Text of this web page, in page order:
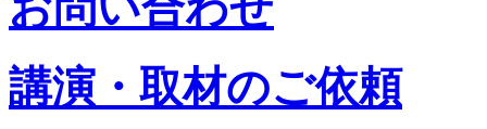
講演・取材のご依頼